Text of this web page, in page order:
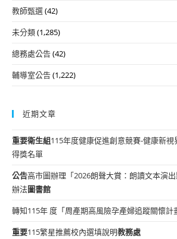
教師甄選(42)
未分類(1,285)
總務處公告(42)
輔導室公告(1,222)
近期文章
重要衛生組115年度健康促進創意競賽-健康新
得獎名單
公告高市圖辦理「2026朗聲大賞：朗讀文本演
辦法圖書館
轉知115年 度「周產期高風險孕產婦追蹤關懷計
重要115繁星推薦校內選填說明教務處